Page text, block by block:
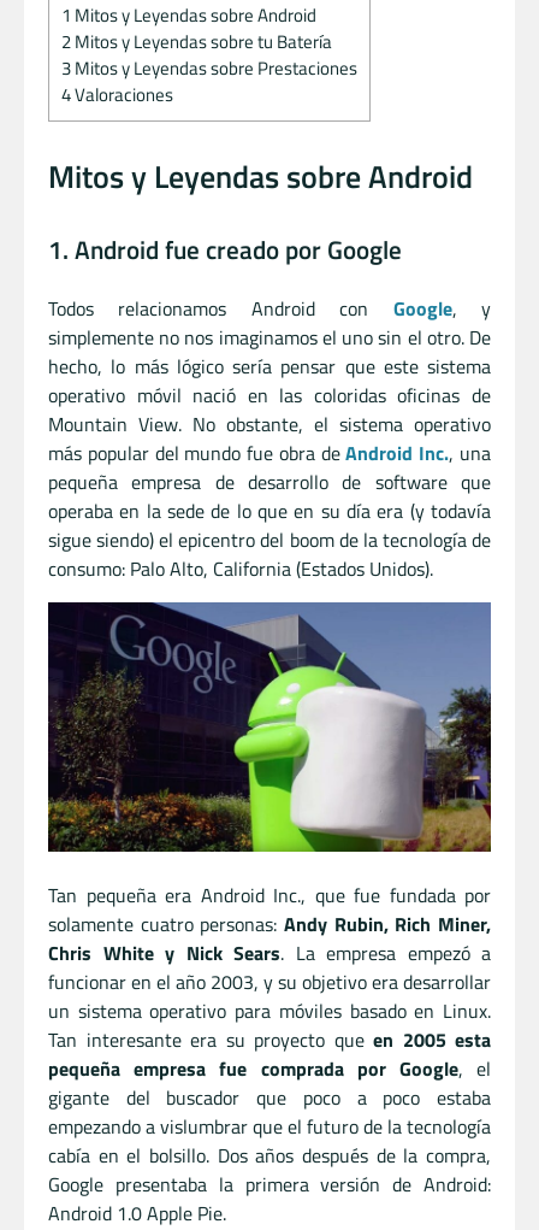
1 Mitos y Leyendas sobre Android
2Mitos y Leyendas sobre tu Batería
3Mitos y Leyendas sobre Prestaciones
4Valoraciones
Mitos y Leyendas sobre Android
1. Android fue creado por Google
Todos relacionamos Android con Google, y
simplemente no nos imaginamos el uno sin el otro. De
hecho, lo más lógico sería pensar que este sistema
operativo móvil nació en las coloridas oficinas de
Mountain View. No obstante, el sistema operativo
más popular del mundo fue obra deAndroid Inc., una
pequeña empresa de desarrollo de software que
operaba en la sede de lo que en su día era (y todavía
sigue siendo) el epicentro del boom de la tecnología de
consumo: Palo Alto, California (Estados Unidos).
Tan pequeña era Android Inc., que fue fundada por
solamente cuatro personas: Andy Rubin, Rich Miner,
Chris White y Nick Sears. La empresa empezó a
funcionar en el año 2003, y su objetivo era desarrollar
un sistema operativo para móviles basado en Linux.
Tan interesante era su proyecto que en 2005 esta
pequeña empresa fue comprada por Google, el
gigante del buscador que poco a poco estaba
empezando a vislumbrar que el futuro de la tecnología
cabía en el bolsillo. Dos años después de la compra,
Google presentaba la primera versión de Android:
Android 1.0 Apple Pie.